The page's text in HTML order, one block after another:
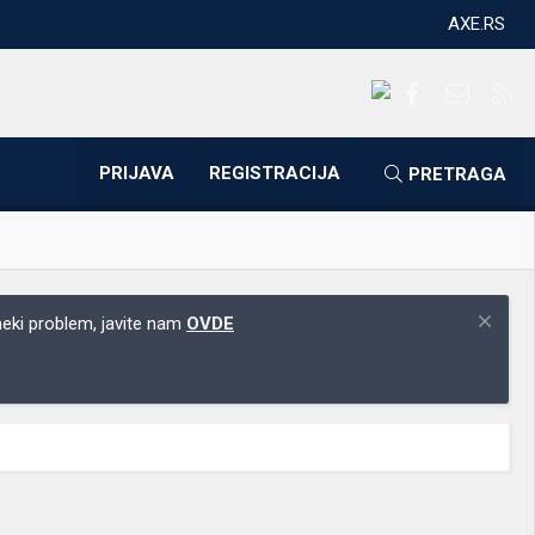
AXE.RS
PRIJAVA REGISTRACIJA PRETRAGA
problem, javite nam OVDE